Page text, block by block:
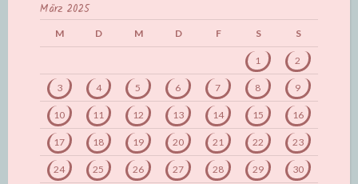
März 2025
M D M D F S S
1 2
3 4 5 6 7 8 9
10 11 12 13 14 15 16
17 18 19 20 21 22 23
24 25 26 27 28 29 30